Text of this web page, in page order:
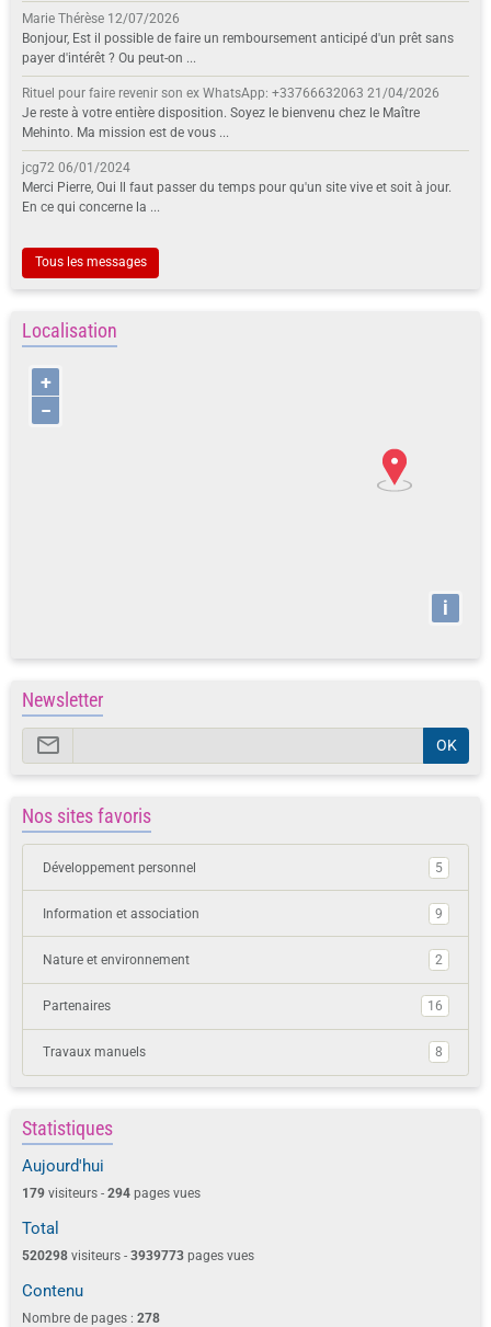
Marie Thérèse 12/07/2026
Bonjour, Est il possible de faire un remboursement anticipé d'un prêt sans
payer d'intérêt ? Ou peut-on ...
Rituel pour faire revenir son ex WhatsApp: +33766632063 21/04/2026
Je reste à votre entière disposition. Soyez le bienvenu chez le Maître
Mehinto. Ma mission est de vous ...
jcg72 06/01/2024
Merci Pierre, Oui Il faut passer du temps pour qu'un site vive et soit à jour.
En ce qui concerne la ...
Tous les messages
Localisation
+
−
i
Newsletter
OK
Nos sites favoris
Développement personnel 5
Information et association 9
Nature et environnement 2
Partenaires 16
Travaux manuels 8
Statistiques
Aujourd'hui
179 visiteurs - 294 pages vues
Total
520298 visiteurs - 3939773 pages vues
Contenu
Nombre de pages : 278